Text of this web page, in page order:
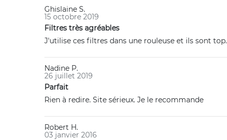
Ghislaine S.
15 octobre 2019
Filtres très agréables
J'utilise ces filtres dans une rouleuse et ils sont top.
Nadine P.
26 juillet 2019
Parfait
Rien à redire. Site sérieux. Je le recommande
Robert H.
03 janvier 2016